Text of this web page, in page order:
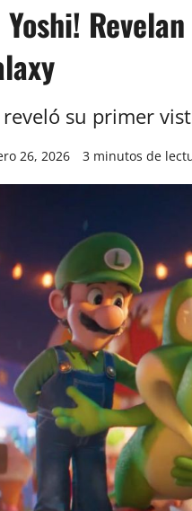
Yoshi!
su primer
26, 2026 3 minutos de